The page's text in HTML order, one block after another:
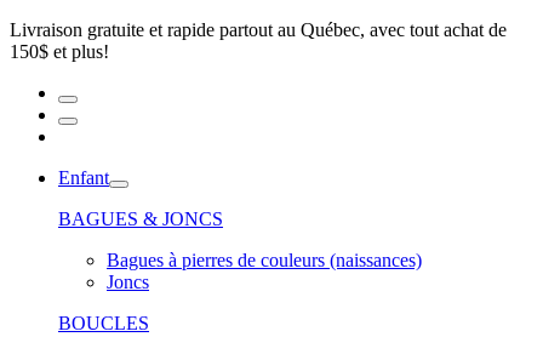
Livraison gratuite et rapide partout au Québec, avec tout achat de
150$ et plus!
Enfant
BAGUES & JONCS
Bagues à pierres de couleurs (naissances)
Joncs
BOUCLES